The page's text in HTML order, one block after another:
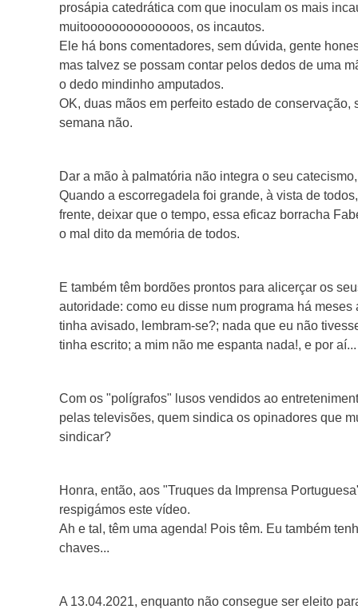
prosápia catedrática com que inoculam os mais
muitoooooooooooooos, os incautos.
Ele há bons comentadores, sem dúvida, gente
mas talvez se possam contar pelos dedos de uma
o dedo mindinho amputados.
OK, duas mãos em perfeito estado de conservação,
semana não.
Dar a mão à palmatória não integra o seu
Quando a escorregadela foi grande, à vista de
frente, deixar que o tempo, essa eficaz borracha
o mal dito da memória de todos.
E também têm bordões prontos para alicerçar os
autoridade: como eu disse num programa há meses
tinha avisado, lembram-se?; nada que eu não
tinha escrito; a mim não me espanta nada!, e por aí...
Com os "polígrafos" lusos vendidos ao
pelas televisões, quem sindica os opinadores que
sindicar?
Honra, então, aos "Truques da Imprensa
respigámos este vídeo.
Ah e tal, têm uma agenda! Pois têm. Eu também
chaves...
A 13.04.2021, enquanto não consegue ser eleito